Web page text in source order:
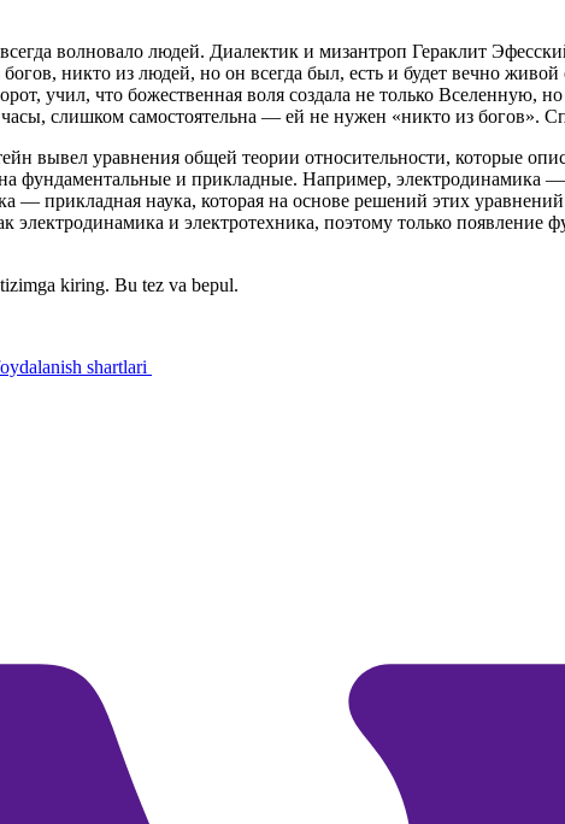
волновало людей. Диалектик и мизантроп Гераклит
богов, никто из людей, но он всегда был, есть и будет вечно
учил, что божественная воля создала не только Вселенную,
слишком самостоятельна — ей не нужен «никто из богов».
вывел уравнения общей теории относительности, которые
фундаментальные и прикладные. Например, электродинамика
— прикладная наука, которая на основе решений этих
электродинамика и электротехника, поэтому только
kiring. Bu tez va bepul.
shartlari